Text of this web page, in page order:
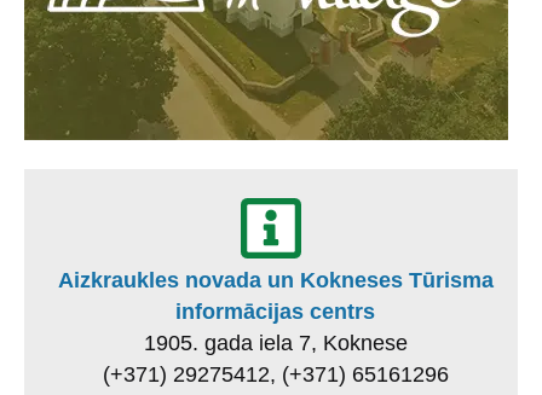
Aizkraukles novada un Kokneses Tūrisma
informācijas centrs
1905. gada iela 7, Koknese
(+371) 29275412, (+371) 65161296